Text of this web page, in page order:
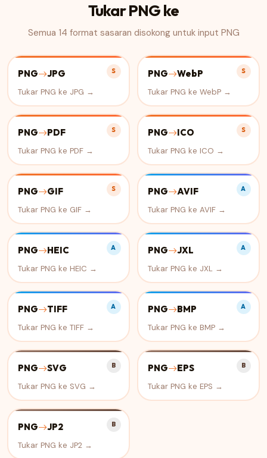
Tukar PNG ke
Semua 14 format sasaran disokong untuk input PNG
S
PNG JPG
Tukar PNG ke JPG →
S
PNG WebP
Tukar PNG ke WebP →
S
PNG PDF
Tukar PNG ke PDF →
S
PNG ICO
Tukar PNG ke ICO →
S
PNG GIF
Tukar PNG ke GIF →
A
PNG AVIF
Tukar PNG ke AVIF →
A
PNG HEIC
Tukar PNG ke HEIC →
A
PNG JXL
Tukar PNG ke JXL →
A
PNG TIFF
Tukar PNG ke TIFF →
A
PNG BMP
Tukar PNG ke BMP →
B
PNG SVG
Tukar PNG ke SVG →
B
PNG EPS
Tukar PNG ke EPS →
B
PNG JP2
Tukar PNG ke JP2 →